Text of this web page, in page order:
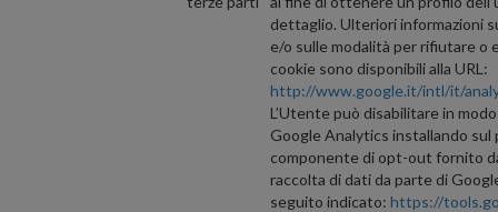
dettaglio. Ulteriori informazioni
e/o sulle modalità per rifiutare o
cookie sono disponibili alla URL:
http://www.google.it/intl/it/
L’Utente può disabilitare in
Google Analytics installando sul
componente di opt-out fornito
raccolta di dati da parte di
seguito indicato: https://